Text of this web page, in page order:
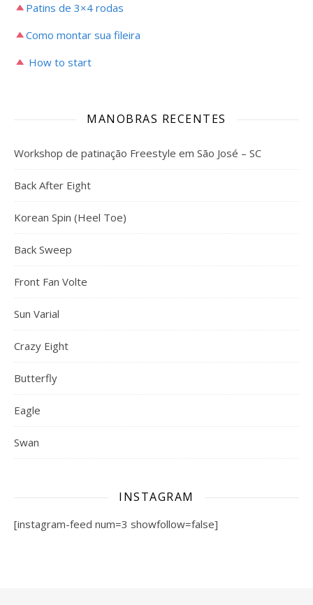
Patins de 3×4 rodas
Como montar sua fileira
How to start
MANOBRAS RECENTES
Workshop de patinação Freestyle em São José – SC
Back After Eight
Korean Spin (Heel Toe)
Back Sweep
Front Fan Volte
Sun Varial
Crazy Eight
Butterfly
Eagle
Swan
INSTAGRAM
[instagram-feed num=3 showfollow=false]